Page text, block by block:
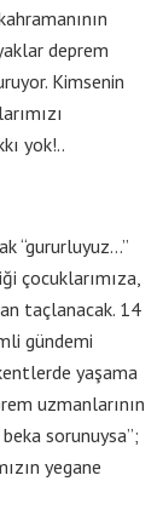
deprem
Kimsenin
yok!..
“gururluyuz…”
çocuklarımıza,
taçlanacak. 14
gündemi
yaşama
uzmanlarının
sorunuysa”;
yegane